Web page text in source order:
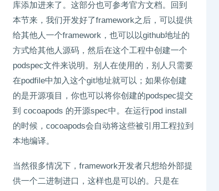
库添加进来了。这部分也可参考官方文档。回到
本节来，我们开发好了framework之后，可以提供
给其他人一个framework，也可以以github地址的
方式给其他人源码，然后在这个工程中创建一个
podspec文件来说明。别人在使用的，别人只需要
在podfile中加入这个git地址就可以；如果你创建
的是开源项目，你也可以将你创建的podspec提交
到 cocoapods 的开源spec中。在运行pod install
的时候，cocoapods会自动将这些被引用工程拉到
本地编译。
当然很多情况下，framework开发者只想给外部提
供一个二进制进口，这样也是可以的。只是在